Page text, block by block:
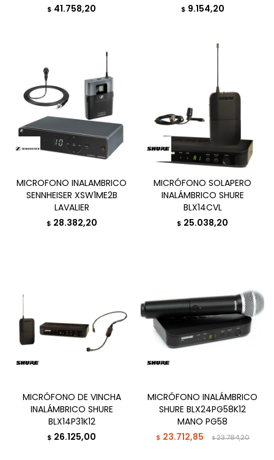
$ 41.758,20 $ 9.154,20
MICROFONO INALAMBRICO
SENNHEISER XSW1ME2B
LAVALIER
$ 28.382,20
MICRÓFONO SOLAPERO
INALÁMBRICO SHURE
BLX14CVL
$ 25.038,20
MICRÓFONO DE VINCHA
INALÁMBRICO SHURE
BLX14P31K12
$ 26.125,00
MICRÓFONO INALÁMBRICO
SHURE BLX24PG58K12
MANO PG58
$ 23.712,85 $23.784,20